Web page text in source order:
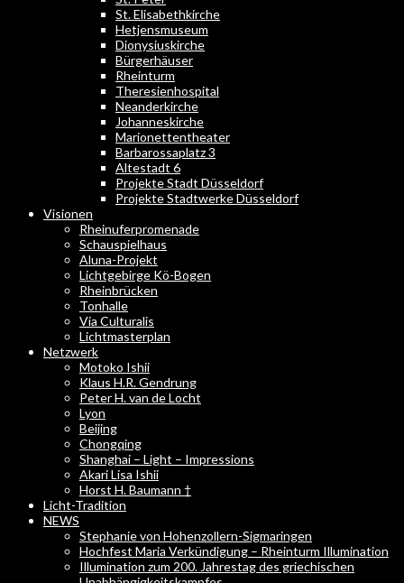
St. Elisabethkirche
Hetjensmuseum
Dionysiuskirche
Bürgerhäuser
Rheinturm
Theresienhospital
Neanderkirche
Johanneskirche
Marionettentheater
Barbarossaplatz 3
Altestadt 6
Projekte Stadt Düsseldorf
Projekte Stadtwerke Düsseldorf
Visionen
Rheinuferpromenade
Schauspielhaus
Aluna-Projekt
Lichtgebirge Kö-Bogen
Rheinbrücken
Tonhalle
Via Culturalis
Lichtmasterplan
Netzwerk
Motoko Ishii
Klaus H.R. Gendrung
Peter H. van de Locht
Lyon
Beijing
Chongqing
Shanghai – Light – Impressions
Akari Lisa Ishii
Horst H. Baumann †
Licht-Tradition
NEWS
Stephanie von Hohenzollern-Sigmaringen
Hochfest Maria Verkündigung – Rheinturm Illumination
Illumination zum 200. Jahrestag des griechischen